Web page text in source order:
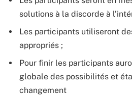
solutions à la discorde à
Les participants utiliseront
appropriés ;
Pour finir les participants
globale des possibilités et
changement